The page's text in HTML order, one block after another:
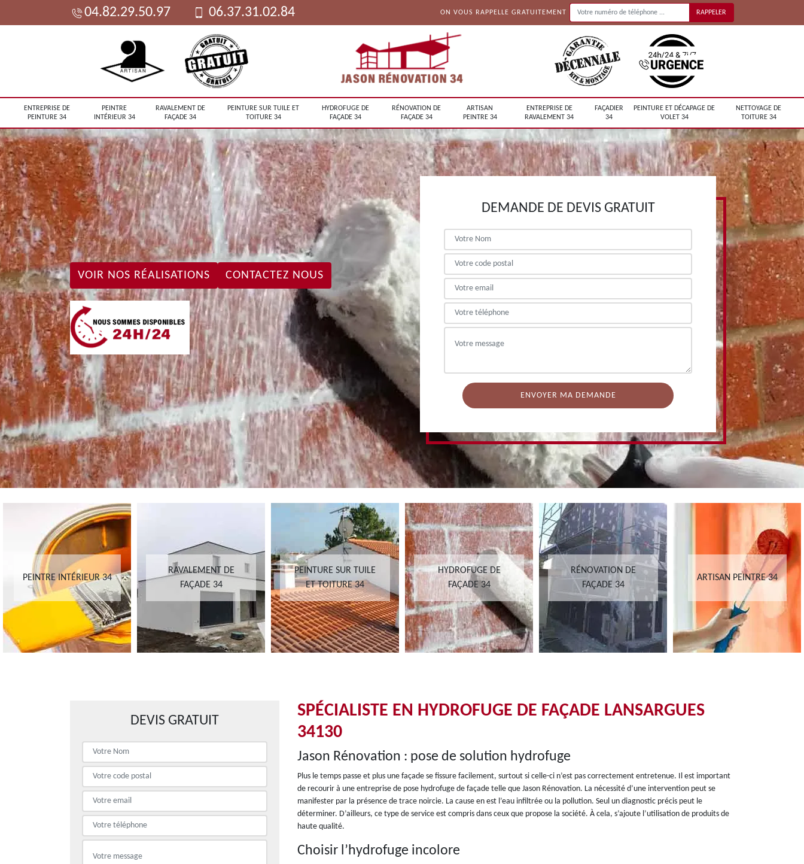
04.82.29.50.97 06.37.31.02.84 ON VOUS RAPPELLE GRATUITEMENT
ENTREPRISE DE
PEINTURE 34
PEINTRE
INTÉRIEUR 34
RAVALEMENT DE
FAÇADE 34
PEINTURE SUR TUILE ET
TOITURE 34
HYDROFUGE DE
FAÇADE 34
RÉNOVATION DE
FAÇADE 34
ARTISAN
PEINTRE 34
ENTREPRISE DE
RAVALEMENT 34
FAÇADIER
34
PEINTURE ET DÉCAPAGE DE
VOLET 34
NETTOYAGE DE
TOITURE 34
VOIR NOS RÉALISATIONS CONTACTEZ NOUS
DEMANDE DE DEVIS GRATUIT
PEINTRE INTÉRIEUR 34
RAVALEMENT DE
FAÇADE 34
PEINTURE SUR TUILE
ET TOITURE 34
HYDROFUGE DE
FAÇADE 34
RÉNOVATION DE
FAÇADE 34
ARTISAN PEINTRE 34
DEVIS GRATUIT
SPÉCIALISTE EN HYDROFUGE DE FAÇADE LANSARGUES
34130
Jason Rénovation : pose de solution hydrofuge
Plus le temps passe et plus une façade se fissure facilement, surtout si celle-ci n’est pas correctement entretenue. Il est important
de recourir à une entreprise de pose hydrofuge de façade telle que Jason Rénovation. La nécessité d’une intervention peut se
manifester par la présence de trace noircie. La cause en est l’eau infiltrée ou la pollution. Seul un diagnostic précis peut le
déterminer. D’ailleurs, ce type de service est compris dans ceux que propose la société. À cela, s’ajoute l’utilisation de produits de
haute qualité.
Choisir l’hydrofuge incolore